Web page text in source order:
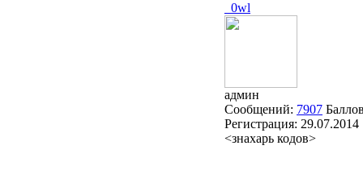
_0wl
админ
Сообщений: 7907
Регистрация: 29.07.2014
<знахарь кодов>